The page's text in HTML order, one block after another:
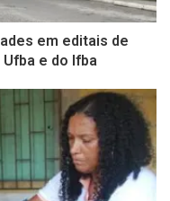
em editais de
e do Ifba